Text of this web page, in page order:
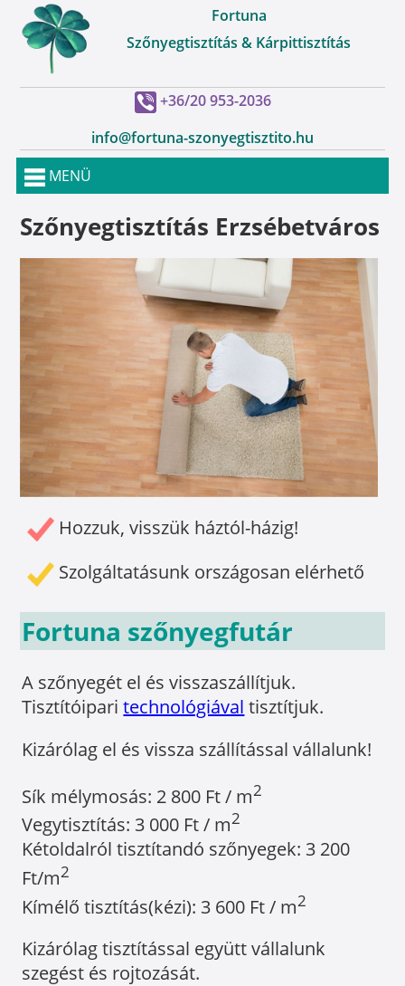
Fortuna
Szőnyegtisztítás & Kárpittisztítás
+36/20 953-2036
info@fortuna-szonyegtisztito.hu
MENÜ
Szőnyegtisztítás Erzsébetváros
Hozzuk, visszük háztól-házig!
Szolgáltatásunk országosan elérhető
Fortuna szőnyegfutár
A szőnyegét el és visszaszállítjuk.
Tisztítóiparitechnológiával tisztítjuk.
Kizárólag el és vissza szállítással vállalunk!
Sík mélymosás: 2 800 Ft / m2
Vegytisztítás: 3 000 Ft / m2
Kétoldalról tisztítandó szőnyegek: 3 200
Ft/m2
Kímélő tisztítás(kézi): 3 600 Ft / m2
Kizárólag tisztítással együtt vállalunk
szegést és rojtozását.